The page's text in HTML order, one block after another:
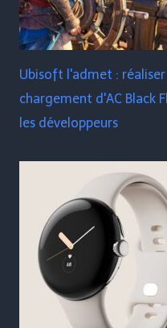
Ubisoft l'admet :
chargement d'AC Black
les développeurs